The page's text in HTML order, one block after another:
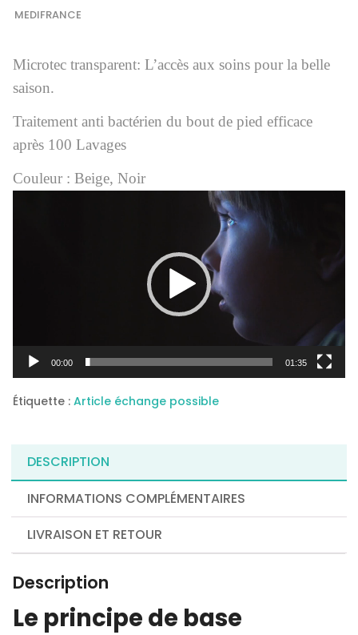
MEDIFRANCE
Microtec transparent: L’accès aux soins pour la belle
saison.
Traitement anti bactérien du bout de pied efficace
après 100 Lavages
Couleur : Beige, Noir
00:00 01:35
Étiquette : Article échange possible
DESCRIPTION
INFORMATIONS COMPLÉMENTAIRES
LIVRAISON ET RETOUR
Description
Le principe de base